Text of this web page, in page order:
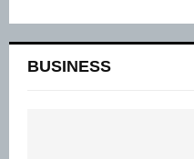
BUSINESS